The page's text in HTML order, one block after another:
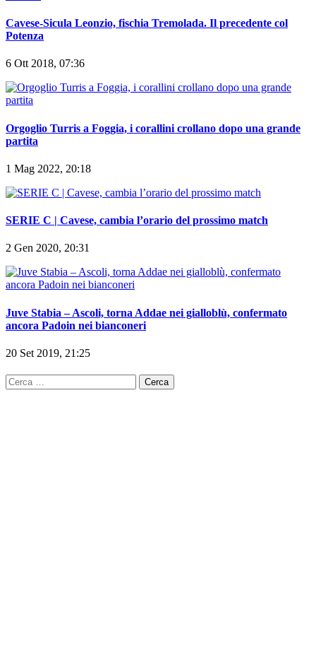
Cavese-Sicula Leonzio, fischia Tremolada. Il precedente col
Potenza
6 Ott 2018, 07:36
Orgoglio Turris a Foggia, i corallini crollano dopo una grande
partita
1 Mag 2022, 20:18
SERIE C | Cavese, cambia l’orario del prossimo match
2 Gen 2020, 20:31
Juve Stabia – Ascoli, torna Addae nei gialloblù, confermato
ancora Padoin nei bianconeri
20 Set 2019, 21:25
Ricerca
per: